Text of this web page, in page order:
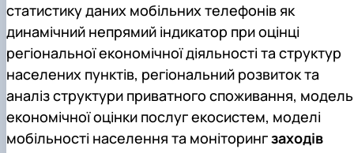
статистику даних мобільних телефонів як
динамічний непрямий індикатор при оцінці
регіональної економічної діяльності та структур
населених пунктів, регіональний розвиток та
аналіз структури приватного споживання, модель
економічної оцінки послуг екосистем, моделі
мобільності населення та моніторингзаходів